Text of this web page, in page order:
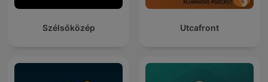
Szélsőközép Utcafront